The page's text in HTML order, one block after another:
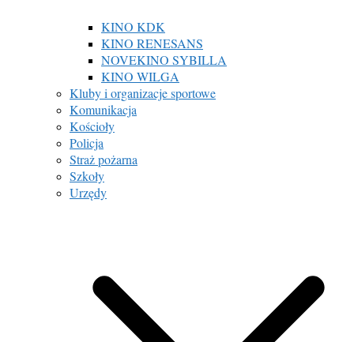
KINO KDK
KINO RENESANS
NOVEKINO SYBILLA
KINO WILGA
Kluby i organizacje sportowe
Komunikacja
Kościoły
Policja
Straż pożarna
Szkoły
Urzędy